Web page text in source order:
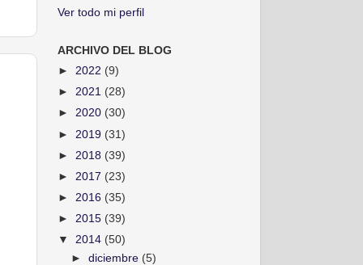
Ver todo mi perfil
ARCHIVO DEL BLOG
► 2022 (9)
► 2021 (28)
► 2020 (30)
► 2019 (31)
► 2018 (39)
► 2017 (23)
► 2016 (35)
► 2015 (39)
▼ 2014 (50)
►diciembre (5)